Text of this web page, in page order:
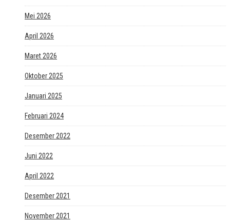
Mei 2026
April 2026
Maret 2026
Oktober 2025
Januari 2025
Februari 2024
Desember 2022
Juni 2022
April 2022
Desember 2021
November 2021